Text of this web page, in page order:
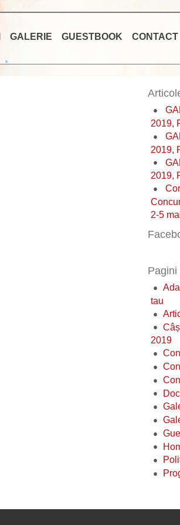
GALERIE GUESTBOOK CONTACT
2019,
2019,
2019,
2-5
Pagini
tau
2019